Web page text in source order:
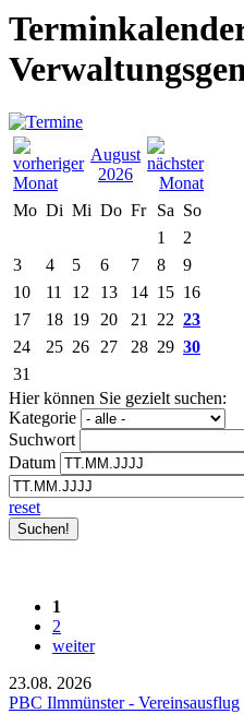
August
2026
Mo Di Mi Do Fr Sa So
1
2
3
4 5 6 7 8
9
10
11 12 13 14 15 16
17
18 19 20 21 22 23
24
25 26 27 28 29 30
31
Hier können Sie gezielt suchen:
Kategorie
Suchwort
Datum
reset
1
2
weiter
23.08. 2026
PBC Ilmmünster - Vereinsausflug